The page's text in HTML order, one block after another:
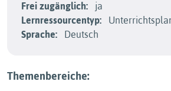
Frei zugänglich:
ja
Lernressourcentyp:
Sprache:
Deutsch
Themenbereiche: